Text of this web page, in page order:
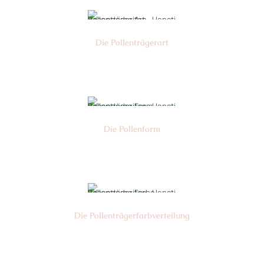
Die Pollen­trägerart
Die Pollen­form
Die Pollen­trägerfarb­verteilung